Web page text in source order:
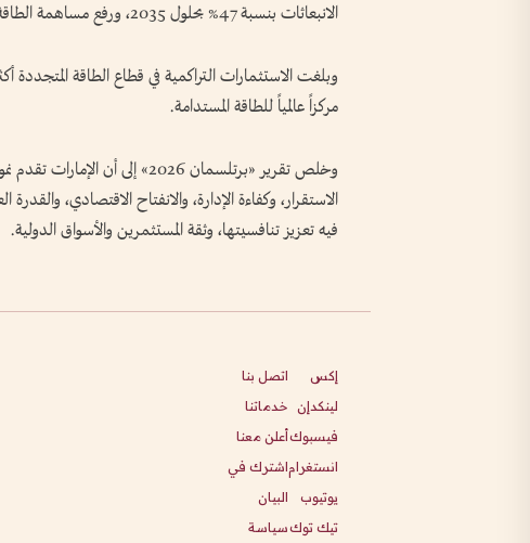
الانبعاثات بنسبة 47% بحلول 2035، ورفع مساهمة الطاقة النظيفة ضمن مزيج الطاقة الوطني بحلول 2050.
مركزاً عالمياً للطاقة المستدامة.
وخلص تقرير «برتلسمان 2026» إلى
الاستقرار، وكفاءة الإدارة، والانفتاح الاقتصادي،
فيه تعزيز تنافسيتها، وثقة المستثمرين والأسواق الدولية.
إكس
لينكدإن
فيسبوك
انستغرام
يوتيوب
تيك توك
اتصل بنا
خدماتنا
أعلن معنا
اشترك في
البيان
سياسة